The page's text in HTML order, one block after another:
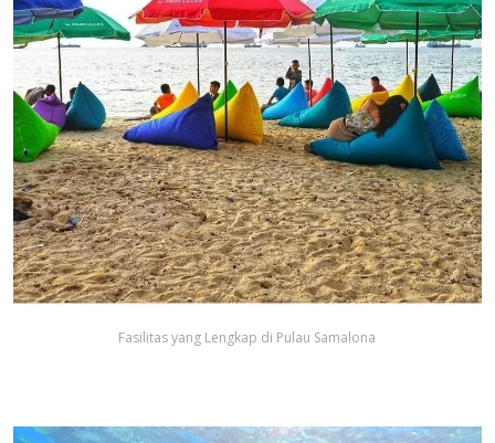
Fasilitas yang Lengkap di Pulau Samalona